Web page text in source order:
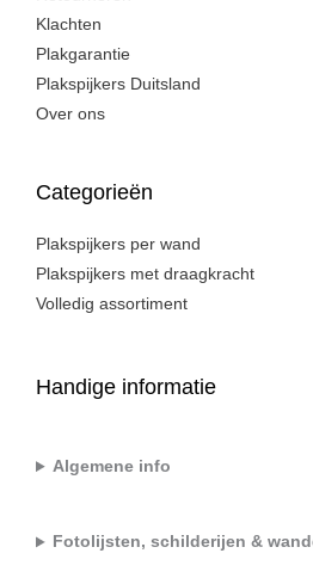
Klachten
Plakgarantie
Plakspijkers Duitsland
Over ons
Categorieën
Plakspijkers per wand
Plakspijkers met draagkracht
Volledig assortiment
Handige informatie
Algemene info
Fotolijsten, schilderijen &